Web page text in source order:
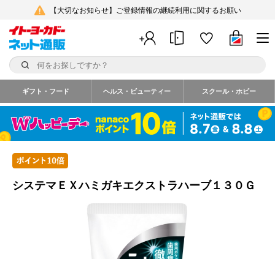
【大切なお知らせ】ご登録情報の継続利用に関するお願い
ギフト・フード ヘルス・ビューティー スクール・ホビー
システマＥＸハミガキエクストラハーブ１３０Ｇ